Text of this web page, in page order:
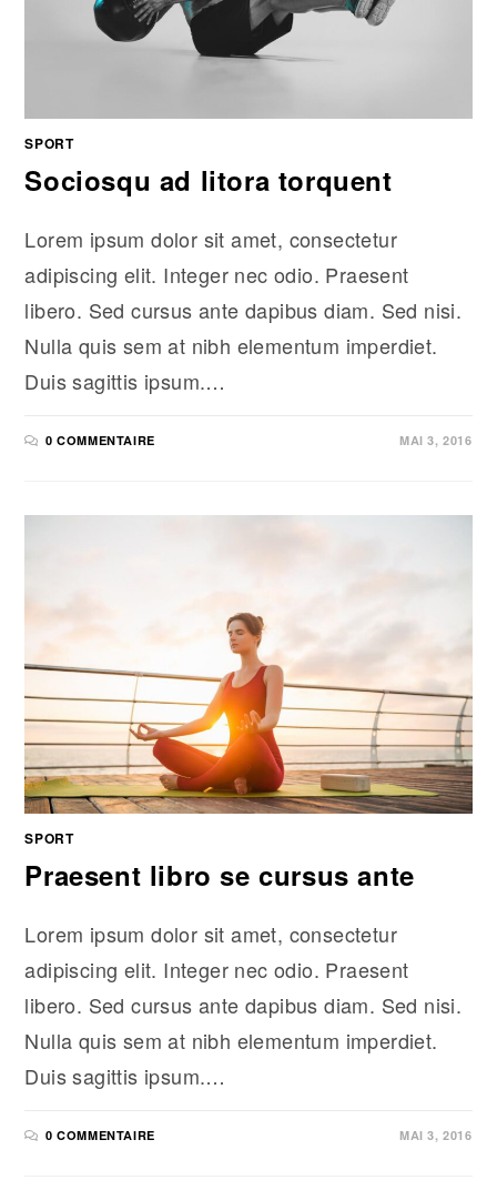
SPORT
Sociosqu ad litora torquent
Lorem ipsum dolor sit amet, consectetur
adipiscing elit. Integer nec odio. Praesent
libero. Sed cursus ante dapibus diam. Sed nisi.
Nulla quis sem at nibh elementum imperdiet.
Duis sagittis ipsum.…
0 COMMENTAIRE MAI 3, 2016
SPORT
Praesent libro se cursus ante
Lorem ipsum dolor sit amet, consectetur
adipiscing elit. Integer nec odio. Praesent
libero. Sed cursus ante dapibus diam. Sed nisi.
Nulla quis sem at nibh elementum imperdiet.
Duis sagittis ipsum.…
0 COMMENTAIRE MAI 3, 2016